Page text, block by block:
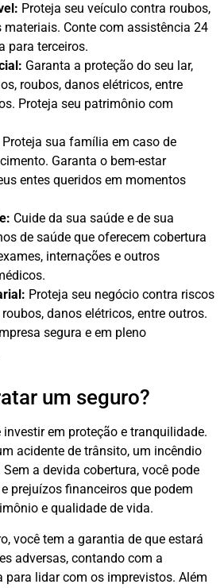
Proteja seu veículo contra roubos,
materiais. Conte com assistência 24
para terceiros.
Garanta a proteção do seu lar,
roubos, danos elétricos, entre
Proteja seu patrimônio com
Proteja sua família em caso de
Garanta o bem-estar
entes queridos em momentos
Cuide da sua saúde e de sua
de saúde que oferecem cobertura
internações e outros
Proteja seu negócio contra riscos
danos elétricos, entre outros.
segura e em pleno
um seguro?
em proteção e tranquilidade.
acidente de trânsito, um incêndio
a devida cobertura, você pode
prejuízos financeiros que podem
e qualidade de vida.
você tem a garantia de que estará
adversas, contando com a
para lidar com os imprevistos. Além